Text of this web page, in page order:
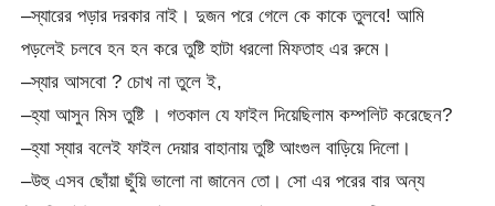
–স্যারের পড়ার দরকার নাই। দুজন পরে গেলে কে কাকে তুলবে! আমি
পড়লেই চলবে হন হন করে তুষ্টি হাটা ধরলো মিফতাহ এর রুমে।
–স্যার আসবো ? চোখ না তুলে ই,
–হ্যা আসুন মিস তুষ্টি । গতকাল যে ফাইল দিয়েছিলাম কম্পলিট করেছেন?
–হ্যা স্যার বলেই ফাইল দেয়ার বাহানায় তুষ্টি আংগুল বাড়িয়ে দিলো।
–উহু এসব ছোঁয়া ছুঁয়ি ভালো না জানেন তো। সো এর পরের বার অন্য